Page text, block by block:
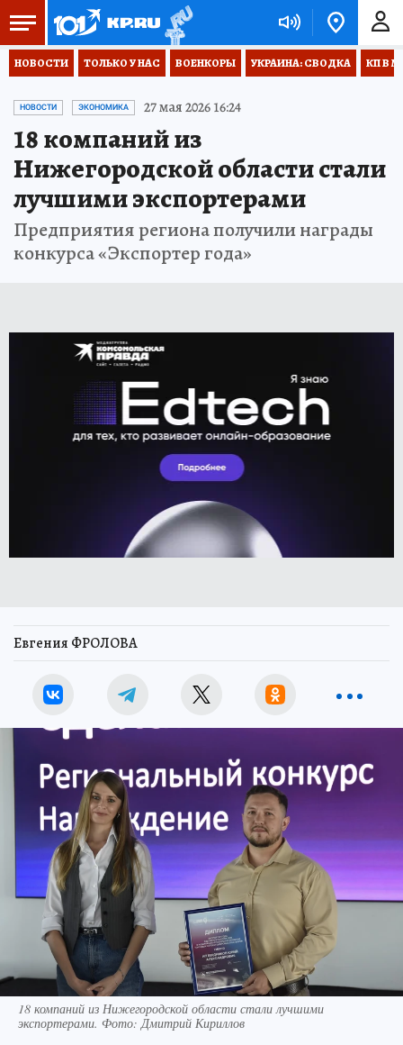
НОВОСТИ ТОЛЬКО У НАС ВОЕНКОРЫ УКРАИНА: СВОДКА КП В
НОВОСТИ ЭКОНОМИКА 27 мая 2026 16:24
18 компаний из
Нижегородской области стали
лучшими экспортерами
Предприятия региона получили награды
конкурса «Экспортер года»
Евгения ФРОЛОВА
18 компаний из Нижегородской области стали лучшими
экспортерами. Фото: Дмитрий Кириллов